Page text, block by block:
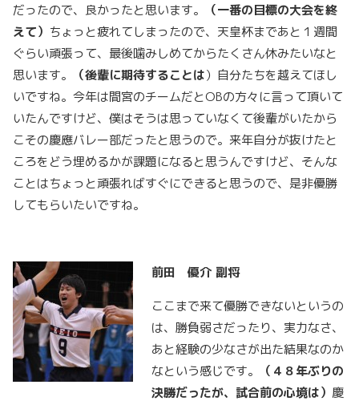
だったので、良かったと思います。
（一番の目標の大会を終
えて） ちょっと疲れてしまったので、天皇杯まであと１週間
ぐらい頑張って、最後噛みしめてからたくさん休みたいなと
思います。
（後輩に期待することは）自分たちを越えてほし
いですね。今年は間宮のチームだとOBの方々に言って頂いて
いたんですけど、僕はそうは思っていなくて後輩がいたから
こその慶應バレー部だったと思うので。来年自分が抜けたと
ころをどう埋めるかが課題になると思うんですけど、そんな
ことはちょっと頑張ればすぐにできると思うので、是非優勝
してもらいたいですね。
前田 優介 副将
ここまで来て優勝できないというの
は、勝負弱さだったり、実力なさ、
あと経験の少なさが出た結果なのか
なという感じです。
（４８年ぶりの
決勝だったが、試合前の心境は） 慶